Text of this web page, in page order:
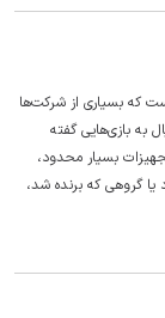
که بسیاری از شرکت‌ها
به بازی‌هایی گفته
بسیار محدود،
یا گروهی که برنده شد،